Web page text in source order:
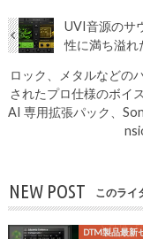
UVI音源のサ
性に満ち溢れ
ロック、メタルなどの
されたプロ仕様のボイ
AI 専用拡張パック、
NEW POST このライ
DTM製品最新